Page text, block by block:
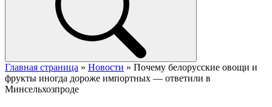
Главная страница » Новости » Почему белорусские овощи и
фрукты иногда дороже импортных — ответили в
Минсельхозпроде